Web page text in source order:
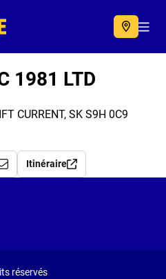
Autocare
1981 LTD
CURRENT, SK S9H 0C9
Itinéraire
réservés